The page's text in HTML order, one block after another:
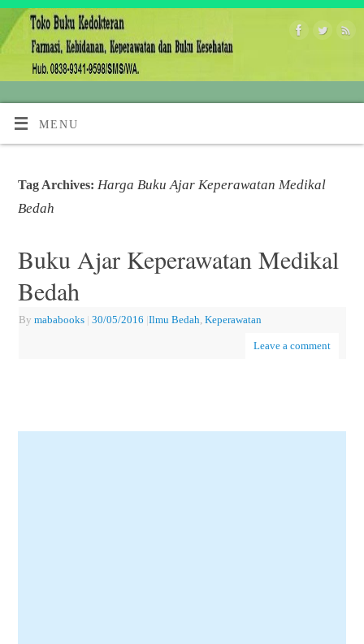
MENU
Tag Archives: Harga Buku Ajar Keperawatan Medikal
Bedah
Buku Ajar Keperawatan Medikal
Bedah
By mababooks | 30/05/2016 |Ilmu Bedah Keperawatan
Leave a comment